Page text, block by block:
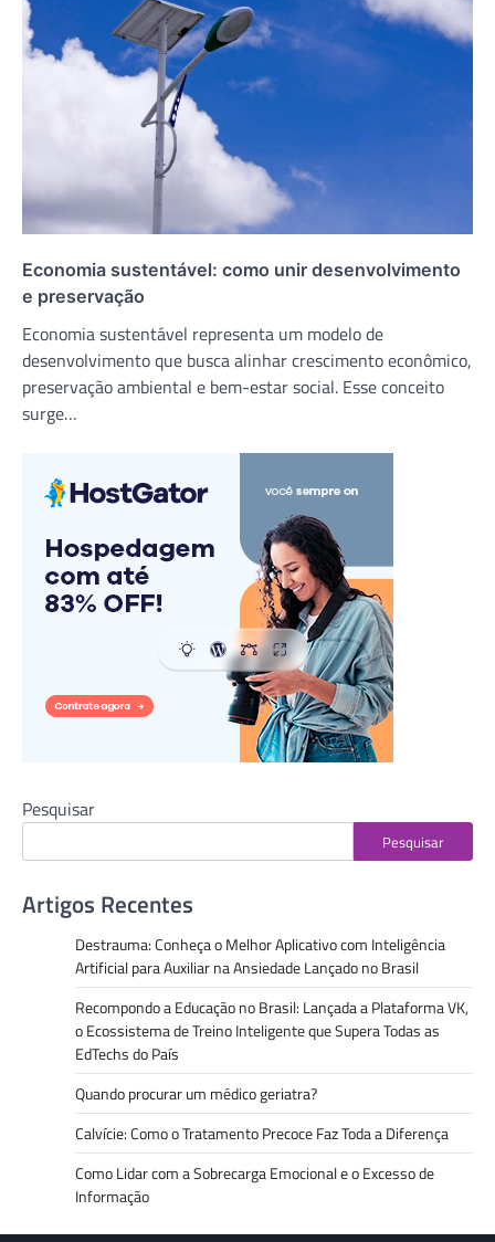
Economia sustentável: como unir desenvolvimento
e preservação
Economia sustentável representa um modelo de
desenvolvimento que busca alinhar crescimento econômico,
preservação ambiental e bem-estar social. Esse conceito
surge…
Pesquisar
Pesquisar
Artigos Recentes
Destrauma: Conheça o Melhor Aplicativo com Inteligência
Artificial para Auxiliar na Ansiedade Lançado no Brasil
Recompondo a Educação no Brasil: Lançada a Plataforma VK,
o Ecossistema de Treino Inteligente que Supera Todas as
EdTechs do País
Quando procurar um médico geriatra?
Calvície: Como o Tratamento Precoce Faz Toda a Diferença
Como Lidar com a Sobrecarga Emocional e o Excesso de
Informação